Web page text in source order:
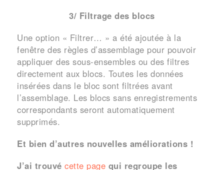
3/ Filtrage des blocs
Une option « Filtrer… » a été ajoutée à la
fenêtre des règles d’assemblage pour pouvoir
appliquer des sous-ensembles ou des filtres
directement aux blocs. Toutes les données
insérées dans le bloc sont filtrées avant
l’assemblage. Les blocs sans enregistrements
correspondants seront automatiquement
supprimés.
Et bien d’autres nouvelles améliorations !
J’ai trouvé cette page qui regroupe les